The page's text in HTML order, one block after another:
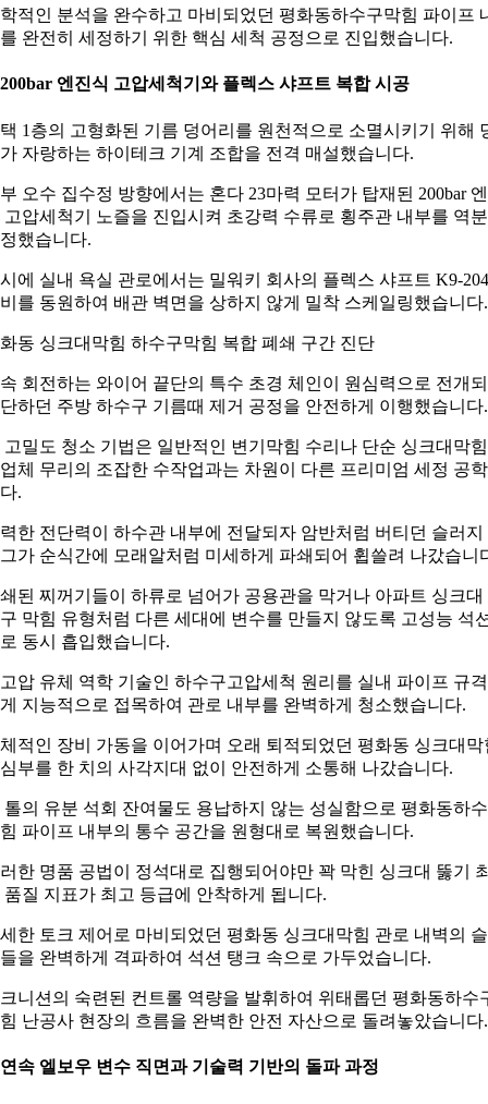
적인 분석을 완수하고 마비되었던 평화동하수구막힘 파이프
완전히 세정하기 위한 핵심 세척 공정으로 진입했습니다.
엔진식 고압세척기와 플렉스 샤프트 복합 시공
1층의 고형화된 기름 덩어리를 원천적으로 소멸시키기 위해
자랑하는 하이테크 기계 조합을 전격 매설했습니다.
오수 집수정 방향에서는 혼다 23마력 모터가 탑재된 200bar
고압세척기 노즐을 진입시켜 초강력 수류로 횡주관 내부를 역
했습니다.
에 실내 욕실 관로에서는 밀워키 회사의 플렉스 샤프트 K9-204
를 동원하여 배관 벽면을 상하지 않게 밀착 스케일링했습니다.
동 싱크대막힘 하수구막힘 복합 폐쇄 구간 진단
회전하는 와이어 끝단의 특수 초경 체인이 원심력으로 전개
하던 주방 하수구 기름때 제거 공정을 안전하게 이행했습니다.
고밀도 청소 기법은 일반적인 변기막힘 수리나 단순 싱크대막
체 무리의 조잡한 수작업과는 차원이 다른 프리미엄 세정 공
.
한 전단력이 하수관 내부에 전달되자 암반처럼 버티던 슬러지
가 순식간에 모래알처럼 미세하게 파쇄되어 휩쓸려 나갔습니
된 찌꺼기들이 하류로 넘어가 공용관을 막거나 아파트 싱크대
막힘 유형처럼 다른 세대에 변수를 만들지 않도록 고성능 석
동시 흡입했습니다.
압 유체 역학 기술인 하수구고압세척 원리를 실내 파이프 규
지능적으로 접목하여 관로 내부를 완벽하게 청소했습니다.
적인 장비 가동을 이어가며 오래 퇴적되었던 평화동 싱크대막
부를 한 치의 사각지대 없이 안전하게 소통해 나갔습니다.
톨의 유분 석회 잔여물도 용납하지 않는 성실함으로 평화동하
파이프 내부의 통수 공간을 원형대로 복원했습니다.
한 명품 공법이 정석대로 집행되어야만 꽉 막힌 싱크대 뚫기
품질 지표가 최고 등급에 안착하게 됩니다.
한 토크 제어로 마비되었던 평화동 싱크대막힘 관로 내벽의
을 완벽하게 격파하여 석션 탱크 속으로 가두었습니다.
니션의 숙련된 컨트롤 역량을 발휘하여 위태롭던 평화동하수
난공사 현장의 흐름을 완벽한 안전 자산으로 돌려놓았습니다.
속 엘보우 변수 직면과 기술력 기반의 돌파 과정